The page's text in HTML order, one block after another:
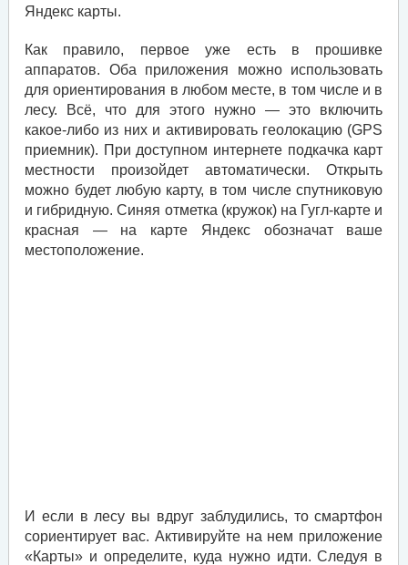
Яндекс карты.
Как правило, первое уже есть в прошивке
аппаратов. Оба приложения можно использовать
для ориентирования в любом месте, в том числе и в
лесу. Всё, что для этого нужно — это включить
какое-либо из них и активировать геолокацию (GPS
приемник). При доступном интернете подкачка карт
местности произойдет автоматически. Открыть
можно будет любую карту, в том числе спутниковую
и гибридную. Синяя отметка (кружок) на Гугл-карте и
красная — на карте Яндекс обозначат ваше
местоположение.
И если в лесу вы вдруг заблудились, то смартфон
сориентирует вас. Активируйте на нем приложение
«Карты» и определите, куда нужно идти. Следуя в